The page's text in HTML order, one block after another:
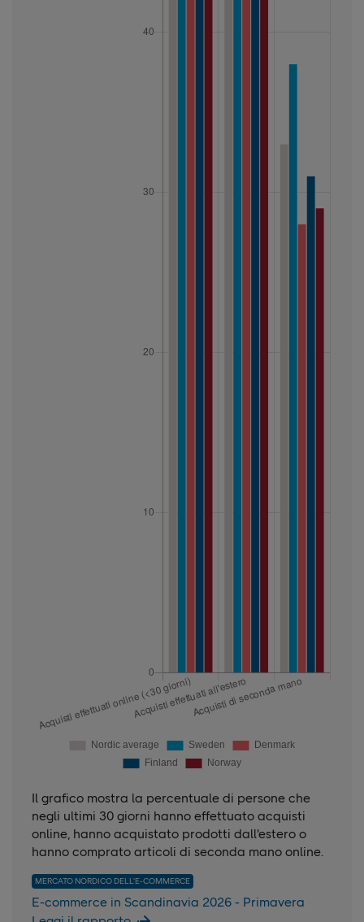
Il grafico mostra la percentuale di persone che
negli ultimi 30 giorni hanno effettuato acquisti
online, hanno acquistato prodotti dall'estero o
hanno comprato articoli di seconda mano online.
MERCATO NORDICO DELL'E-COMMERCE
E-commerce in Scandinavia 2026 - Primavera